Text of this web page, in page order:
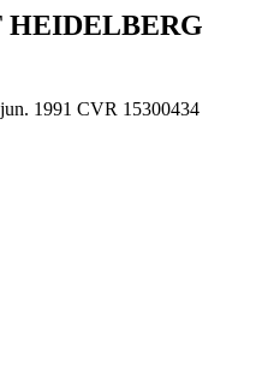
HEIDELBERG
1991 CVR 15300434